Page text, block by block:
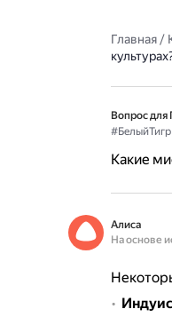
Главная/
Вопрос для
#БелыйТигр
Какие
Алиса
На основе